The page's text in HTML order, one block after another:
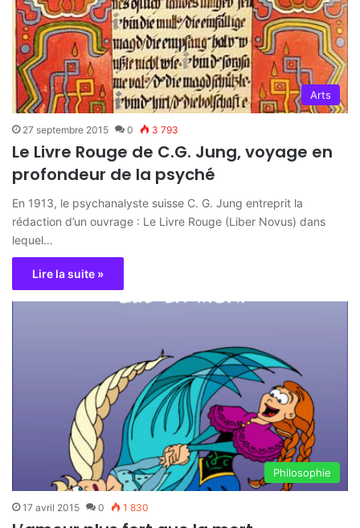
Arts
27 septembre 2015 0 3 793
Le Livre Rouge de C.G. Jung, voyage en
profondeur de la psyché
En 1913, le psychanalyste suisse C. G. Jung entreprit la
rédaction d’un ouvrage : Le Livre Rouge (Liber Novus) dans
lequel…
Lire la suite »
Philosophie
17 avril 2015 0 1 830